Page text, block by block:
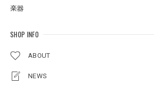
楽器
SHOP INFO
ABOUT
NEWS